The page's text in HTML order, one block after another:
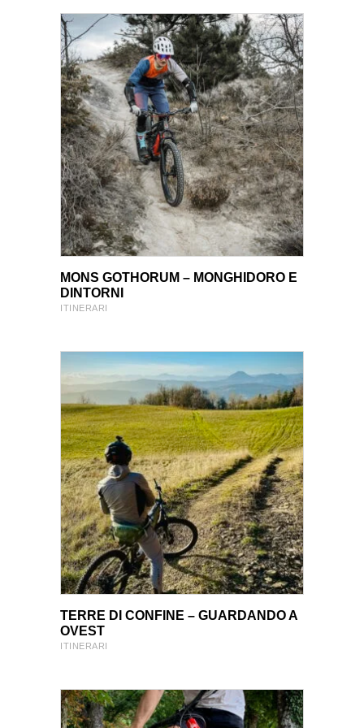
VIEW PRODUCT
VIEW PRODUCT
MONS GOTHORUM – MONGHIDORO E
DINTORNI
ITINERARI
VIEW PRODUCT
VIEW PRODUCT
TERRE DI CONFINE – GUARDANDO A
OVEST
ITINERARI